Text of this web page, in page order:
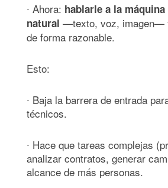
∙ Ahora: hablarle a la
natural —texto, voz, imagen—
de forma razonable.
Esto:
∙ Baja la barrera de entrada
técnicos.
∙ Hace que tareas complejas
analizar contratos, generar
alcance de más personas.